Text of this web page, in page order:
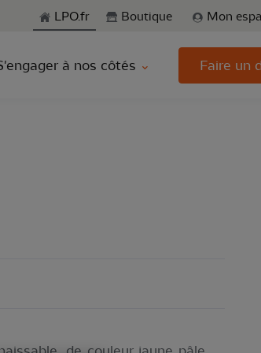
rechercheLPO.fr Boutique Mon
à nos côtés Faire un